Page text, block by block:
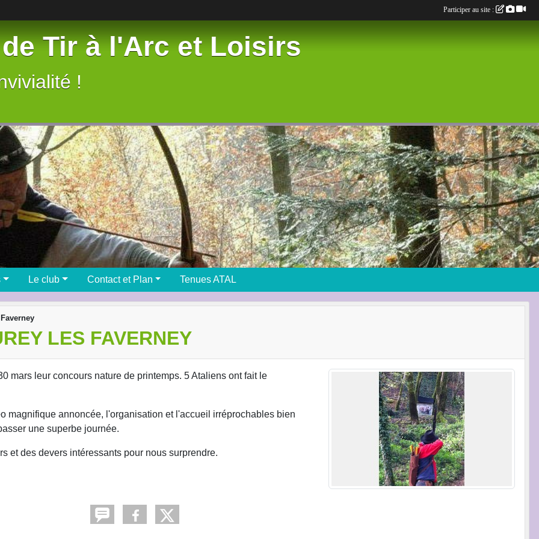
Tir à l'Arc et Loisirs
!
Le club Contact et Plan Tenues ATAL
LES FAVERNEY
mars leur concours nature de printemps. 5 Ataliens ont fait le
magnifique annoncée, l'organisation et l'accueil irréprochables bien
une superbe journée.
et des devers intéressants pour nous surprendre.
Participer au site :